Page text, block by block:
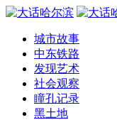
城市故事
中东铁路
发现艺术
社会观察
瞳孔记录
黑土地